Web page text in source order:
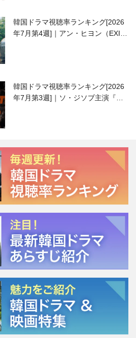
韓国ドラマ視聴率ランキング[2026
年7月第4週]｜アン・ヒヨン（EXID
韓国ドラマ視聴率ランキング[2026
年7月第3週]｜ソ・ジソブ主演『エ